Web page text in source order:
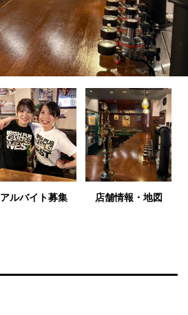
アルバイト募集 店舗情報・地図